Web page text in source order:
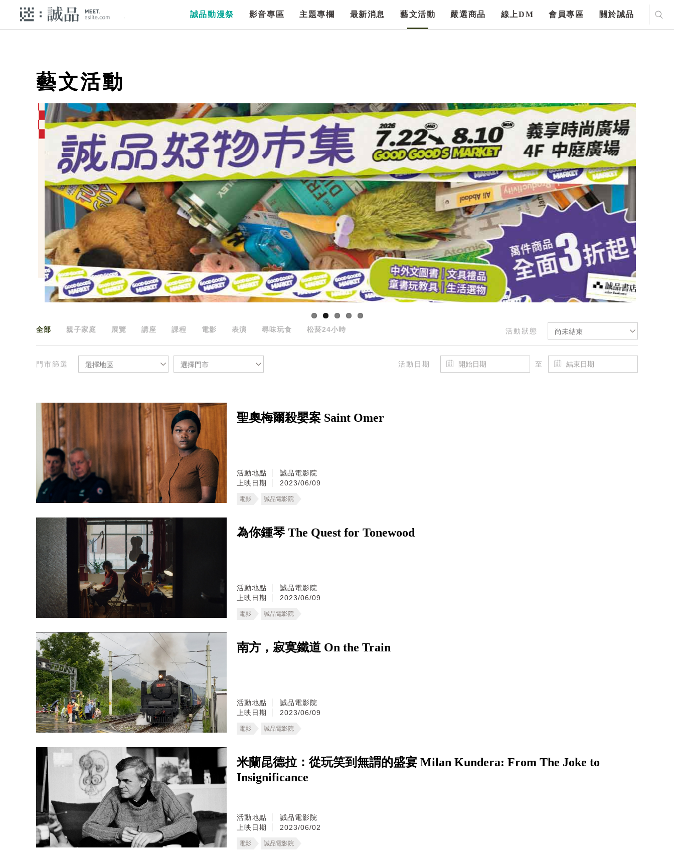
誠品動漫祭 影音專區 主題專欄 最新消息 藝文活動 嚴選商品 線上DM 會員專區 關於誠品
藝文活動
活動狀態 尚未結束
全部 親子家庭 展覽 講座 課程 電影 表演 尋味玩食 松菸24小時
門市篩選 選擇地區 選擇門市 活動日期 至
聖奧梅爾殺嬰案 Saint Omer
活動地點
誠品電影院
上映日期
2023/06/09
電影 誠品電影院
為你鍾琴 The Quest for Tonewood
活動地點
誠品電影院
上映日期
2023/06/09
電影 誠品電影院
南方，寂寞鐵道 On the Train
活動地點
誠品電影院
上映日期
2023/06/09
電影 誠品電影院
米蘭昆德拉：從玩笑到無謂的盛宴 Milan Kundera: From The Joke to
Insignificance
活動地點
誠品電影院
上映日期
2023/06/02
電影 誠品電影院